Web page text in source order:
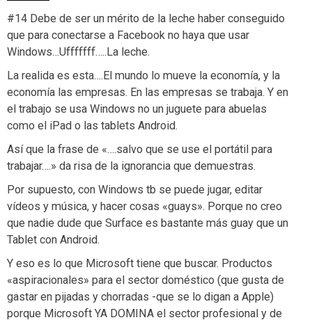
#14 Debe de ser un mérito de la leche haber conseguido
que para conectarse a Facebook no haya que usar
Windows…Ufffffff…..La leche.
La realida es esta….El mundo lo mueve la economía, y la
economía las empresas. En las empresas se trabaja. Y en
el trabajo se usa Windows no un juguete para abuelas
como el iPad o las tablets Android.
Así que la frase de «….salvo que se use el portátil para
trabajar….» da risa de la ignorancia que demuestras.
Por supuesto, con Windows tb se puede jugar, editar
vídeos y música, y hacer cosas «guays». Porque no creo
que nadie dude que Surface es bastante más guay que un
Tablet con Android.
Y eso es lo que Microsoft tiene que buscar. Productos
«aspiracionales» para el sector doméstico (que gusta de
gastar en pijadas y chorradas -que se lo digan a Apple)
porque Microsoft YA DOMINA el sector profesional y de